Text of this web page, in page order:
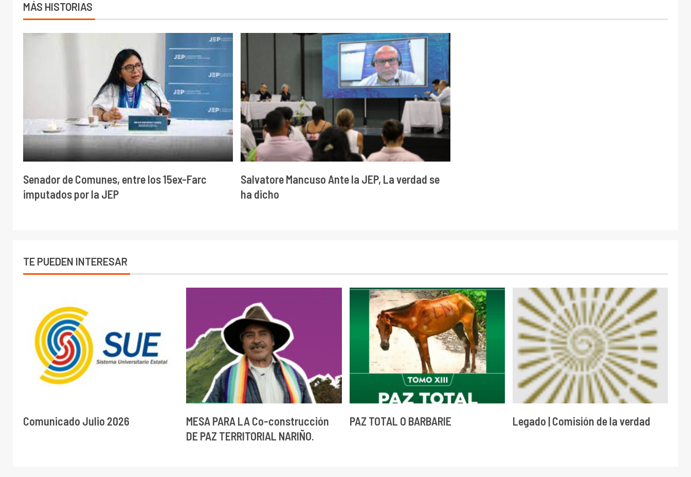
MÁS HISTORIAS
Senador de Comunes, entre los 15ex-Farc
imputados por la JEP
Salvatore Mancuso Ante la JEP, La verdad se
ha dicho
TE PUEDEN INTERESAR
Comunicado Julio 2026
MESA PARA LA Co-construcción
DE PAZ TERRITORIAL NARIÑO.
PAZ TOTAL O BARBARIE Legado | Comisión de la verdad